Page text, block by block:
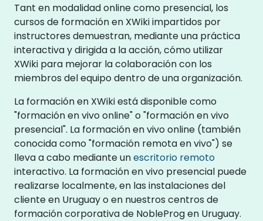
Tant en modalidad online como presencial, los
cursos de formación en XWiki impartidos por
instructores demuestran, mediante una práctica
interactiva y dirigida a la acción, cómo utilizar
XWiki para mejorar la colaboración con los
miembros del equipo dentro de una organización.
La formación en XWiki está disponible como
"formación en vivo online" o "formación en vivo
presencial". La formación en vivo online (también
conocida como "formación remota en vivo") se
lleva a cabo mediante unescritorio remoto
interactivo. La formación en vivo presencial puede
realizarse localmente, en las instalaciones del
cliente en Uruguay o en nuestros centros de
formación corporativa de NobleProg en Uruguay.